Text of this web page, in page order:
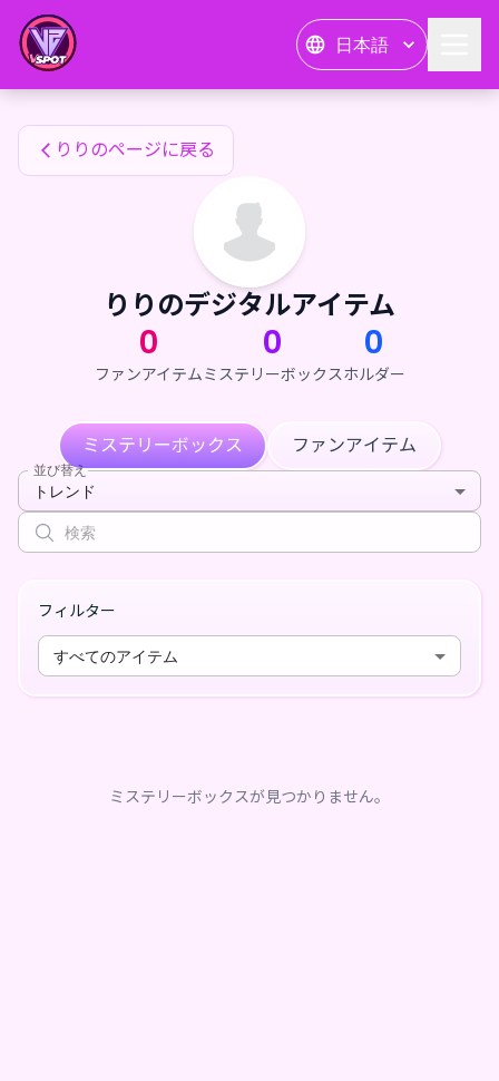
日本語
りりのファンアイテム
りりのページに戻る
りりのデジタルアイテム
0
ファンアイテム
0
ミステリーボックス
0
ホルダー
ミステリーボックス ファンアイテム
並び替え
トレンド
フィルター
すべてのアイテム
ミステリーボックスが見つかりません。
りりのファンアイテム — 24karat